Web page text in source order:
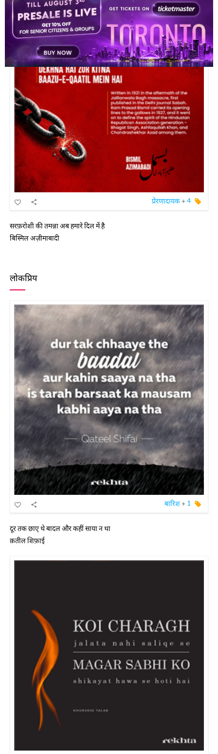
प्रेरणादायक+4
सरफ़रोशी की तमन्ना अब हमारे दिल में है
बिस्मिल अज़ीमाबादी
लोकप्रिय
बारिश+ 1
दूर तक छाए थे बादल और कहीं साया न था
क़तील शिफ़ाई